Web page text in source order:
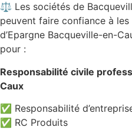
⚖️ Les sociétés de
peuvent faire confiance à
d’Epargne Bacqueville-en-
pour :
Responsabilité civile
Caux
✅ Responsabilité
✅ RC Produits